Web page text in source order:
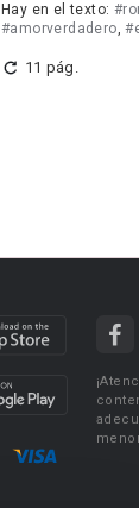
Hay en el texto:
#amorverdadero,
11 pág.